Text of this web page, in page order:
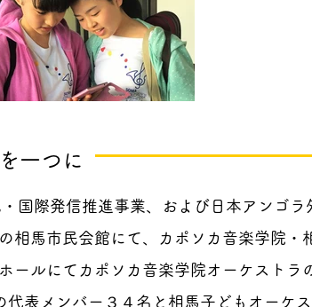
国際発信推進事業、および日本アンゴラ
相馬市民会館にて、カポソカ音楽学院・
ールにてカポソカ音楽学院オーケストラ
表メンバー３４名と相馬子どもオーケ
一つに